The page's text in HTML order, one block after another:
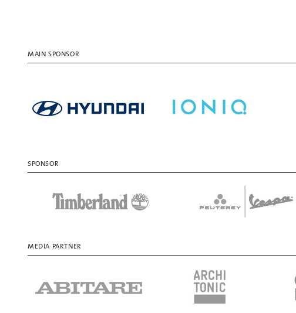
MAIN SPONSOR
SPONSOR
MEDIA PARTNER